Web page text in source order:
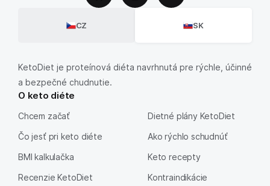
CZ SK
KetoDiet je proteínová diéta navrhnutá pre rýchle, účinné
a bezpečné chudnutie.
O keto diéte
Chcem začať
Čo jesť pri keto diéte
BMI kalkulačka
Recenzie KetoDiet
Dietné plány KetoDiet
Ako rýchlo schudnúť
Keto recepty
Kontraindikácie